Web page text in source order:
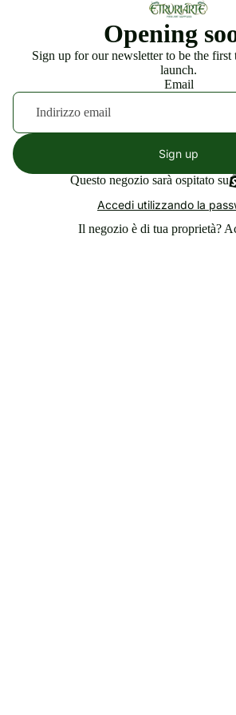
Opening
Sign up for our newsletter to be the
launch.
Email
Sign up
Questo negozio sarà ospitato su
Accedi utilizzando la
Il negozio è di tua proprietà?